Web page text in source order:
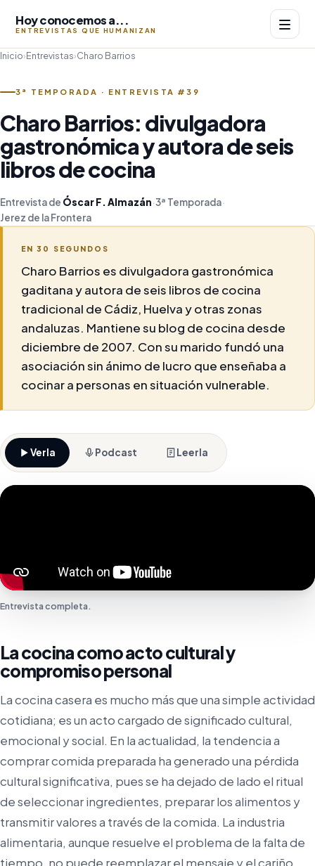
Hoy conocemos a...
ENTREVISTAS QUE HUMANIZAN
Inicio›Entrevistas›Charo Barrios
3ª TEMPORADA · ENTREVISTA #39
Charo Barrios: divulgadora
gastronómica y autora de seis
libros de cocina
Entrevista de Óscar F. Almazán·3ª Temporada·
Jerez de la Frontera
EN 30 SEGUNDOS
Charo Barrios es divulgadora gastronómica
gaditana y autora de seis libros de cocina
tradicional de Cádiz, Huelva y otras zonas
andaluzas. Mantiene su blog de cocina desde
diciembre de 2007. Con su marido fundó una
asociación sin ánimo de lucro que enseñaba a
cocinar a personas en situación vulnerable.
Verla Podcast Leerla
Entrevista completa.
La cocina como acto cultural y
compromiso personal
La cocina casera es mucho más que una simple actividad
cotidiana; es un acto cargado de significado cultural,
emocional y social. En la actualidad, la tendencia a
comprar comida preparada ha generado una pérdida
cultural significativa, pues se ha dejado de lado el ritual
de seleccionar ingredientes, preparar los alimentos y
transmitir valores a través de la comida. La industria
alimentaria, aunque resuelve el problema de la falta de
tiempo, no puede reemplazar el mensaje y el cariño